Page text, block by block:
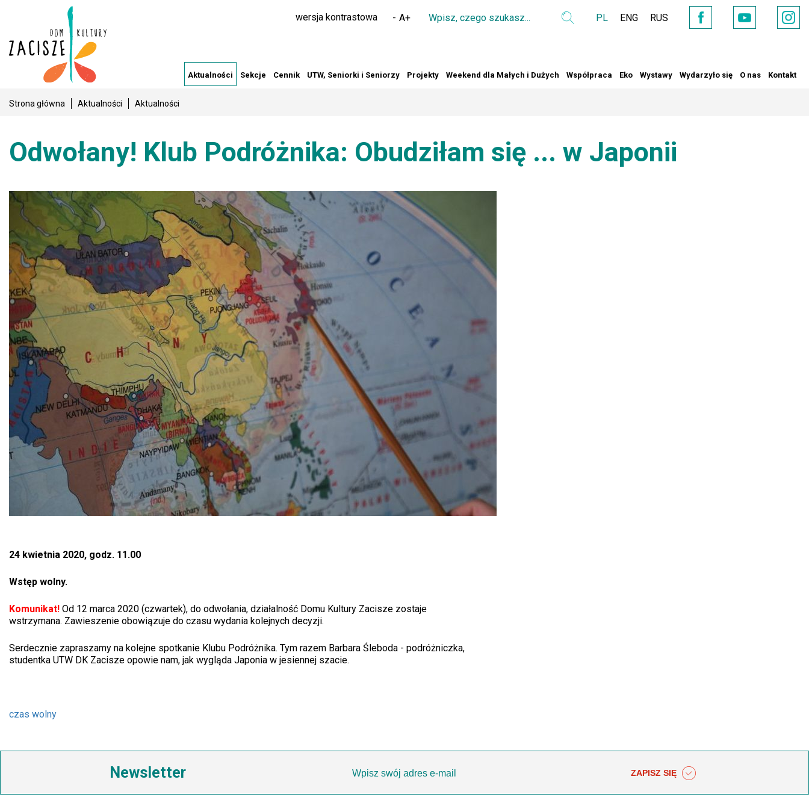
wersja kontrastowa - A+
Wpisz
czego
Wyszukaj
PL ENG
RUS
Facebook
YouTube
Aktualności Sekcje Cennik UTW, Seniorki i Seniorzy Projekty Weekend dla Małych i Dużych Współpraca Eko Wystawy Wydarzyło się O nas Kontakt
Strona główna Aktualności Aktualności
Odwołany! Klub Podróżnika: Obudziłam się ... w Japonii
24 kwietnia 2020, godz. 11.00
Wstęp wolny.
Komunikat! Od 12 marca 2020 (czwartek), do odwołania, działalność Domu Kultury Zacisze zostaje
wstrzymana. Zawieszenie obowiązuje do czasu wydania kolejnych decyzji.
Serdecznie zapraszamy na kolejne spotkanie Klubu Podróżnika. Tym razem Barbara Śleboda - podróżniczka,
studentka UTW DK Zacisze opowie nam, jak wygląda Japonia w jesiennej szacie.
czas wolny
Newsletter ZAPISZ SIĘ